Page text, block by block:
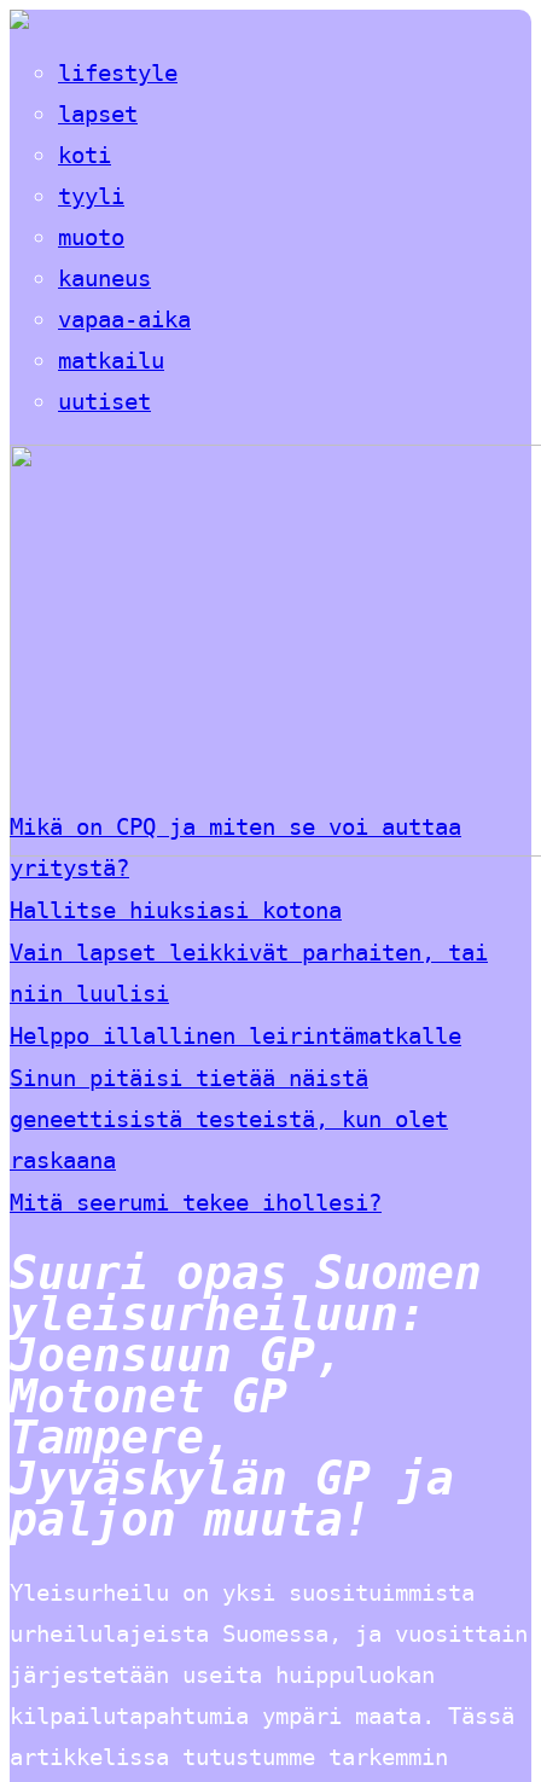
lifestyle
lapset
koti
tyyli
muoto
kauneus
vapaa-aika
matkailu
uutiset
Mikä on CPQ ja miten se voi auttaa
yritystä?
Hallitse hiuksiasi kotona
Vain lapset leikkivät parhaiten, tai
niin luulisi
Helppo illallinen leirintämatkalle
Sinun pitäisi tietää näistä
geneettisistä testeistä, kun olet
raskaana
Mitä seerumi tekee ihollesi?
Suuri opas Suomen
yleisurheiluun:
Joensuun GP,
Motonet GP
Tampere,
Jyväskylän GP ja
paljon muuta!
Yleisurheilu on yksi suosituimmista
urheilulajeista Suomessa, ja vuosittain
järjestetään useita huippuluokan
kilpailutapahtumia ympäri maata. Tässä
artikkelissa tutustumme tarkemmin